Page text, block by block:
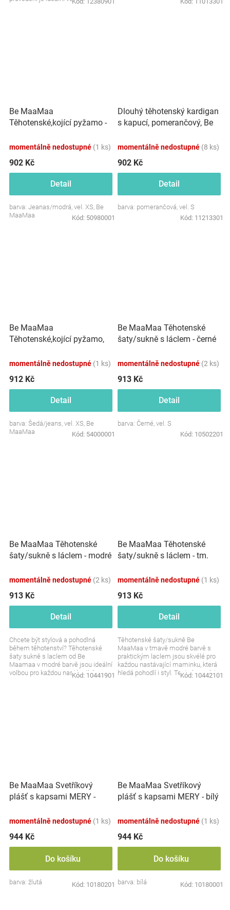
Be MaaMaa
Těhotenské,kojící pyžamo -
momentálně nedostupné (1 ks)
902 Kč
Detail
barva: Jeanas/modrá, vel. XS, Be
MaaMaa
Kód: 50980001
Dlouhý těhotenský kardigan
s kapucí, pomerančový, Be
momentálně nedostupné (8 ks)
902 Kč
Detail
barva: pomerančová, vel. S
Kód: 11213301
Be MaaMaa
Těhotenské,kojící pyžamo,
momentálně nedostupné (1 ks)
912 Kč
Detail
barva: Šedá/jeans, vel. XS, Be
MaaMaa
Kód: 54000001
Be MaaMaa Těhotenské
šaty/sukně s láclem - černé
momentálně nedostupné (2 ks)
913 Kč
Detail
barva: Černé, vel. S
Kód: 10502201
Be MaaMaa Těhotenské
šaty/sukně s láclem - modré
momentálně nedostupné (2 ks)
913 Kč
Detail
Chcete být stylová a pohodlná
během těhotenství? Těhotenské
šaty sukně s laclem od Be
Maamaa v modré barvě jsou ideální
volbou pro každou nastávající
Kód: 10441901
Be MaaMaa Těhotenské
šaty/sukně s láclem - tm.
momentálně nedostupné (1 ks)
913 Kč
Detail
Těhotenské šaty/sukně Be
MaaMaa v tmavě modré barvě s
praktickým laclem jsou skvélé pro
každou nastávající maminku, která
hledá pohodlí i styl. Tento kousek je
Kód: 10442101
Be MaaMaa Svetříkový
plášť s kapsami MERY -
momentálně nedostupné (1 ks)
944 Kč
Do košíku
barva: žlutá Kód: 10180201
Be MaaMaa Svetříkový
plášť s kapsami MERY - bílý
momentálně nedostupné (1 ks)
944 Kč
Do košíku
barva: bílá Kód: 10180001